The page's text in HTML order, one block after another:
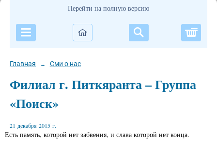
Перейти на полную версию
Главная → Сми о нас
Филиал г. Питкяранта – Группа
«Поиск»
21 декабря 2015 г.
Есть память, которой нет забвения, и слава которой нет конца.